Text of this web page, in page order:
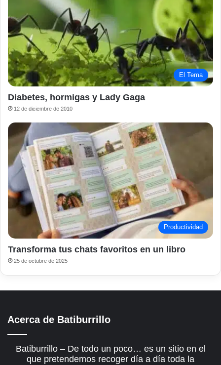
El Tema
Diabetes, hormigas y Lady Gaga
12 de diciembre de 2010
Productividad
Transforma tus chats favoritos en un libro
25 de octubre de 2025
Acerca de Batiburrillo
Batiburrillo – De todo un poco… es un sitio en el
que pretendemos recoger día a día toda la